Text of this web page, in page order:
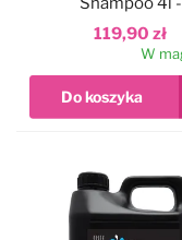
119,90 zł
oczyszczający
malinowy, do
typu sierści,
1:10
W